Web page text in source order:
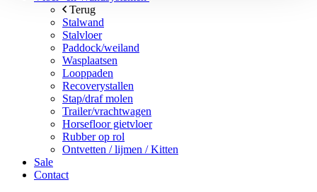
Terug
Stalwand
Stalvloer
Paddock/weiland
Wasplaatsen
Looppaden
Recoverystallen
Stap/draf molen
Trailer/vrachtwagen
Horsefloor gietvloer
Rubber op rol
Ontvetten / lijmen / Kitten
Sale
Contact